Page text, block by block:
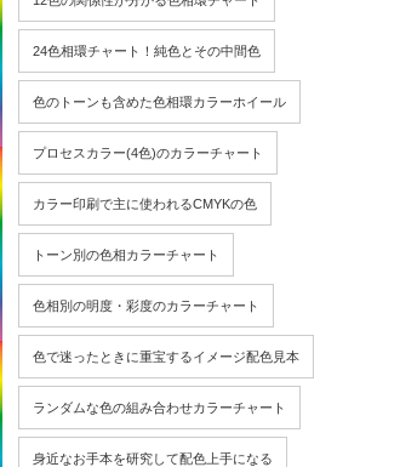
24色相環チャート！純色とその中間色
色のトーンも含めた色相環カラーホイール
プロセスカラー(4色)のカラーチャート
カラー印刷で主に使われるCMYKの色
トーン別の色相カラーチャート
色相別の明度・彩度のカラーチャート
色で迷ったときに重宝するイメージ配色見本
ランダムな色の組み合わせカラーチャート
身近なお手本を研究して配色上手になる